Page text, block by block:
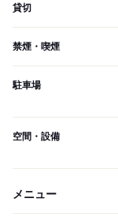
貸切
禁煙・喫煙
駐車場
空間・設備
メニュー